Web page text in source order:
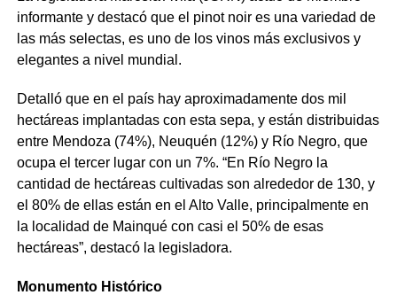
informante y destacó que el pinot noir es una variedad de
las más selectas, es uno de los vinos más exclusivos y
elegantes a nivel mundial.
Detalló que en el país hay aproximadamente dos mil
hectáreas implantadas con esta sepa, y están distribuidas
entre Mendoza (74%), Neuquén (12%) y Río Negro, que
ocupa el tercer lugar con un 7%. “En Río Negro la
cantidad de hectáreas cultivadas son alrededor de 130, y
el 80% de ellas están en el Alto Valle, principalmente en
la localidad de Mainqué con casi el 50% de esas
hectáreas”, destacó la legisladora.
Monumento Histórico